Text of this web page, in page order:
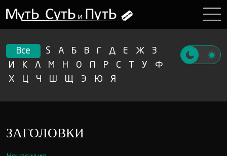
Все S А Б В Г Д Е Ж
З
И
К Л М Н О П Р С Т У
Ф
Х
Ц Ч Ш Щ Э Ю Я
ЗАГОЛОВКИ